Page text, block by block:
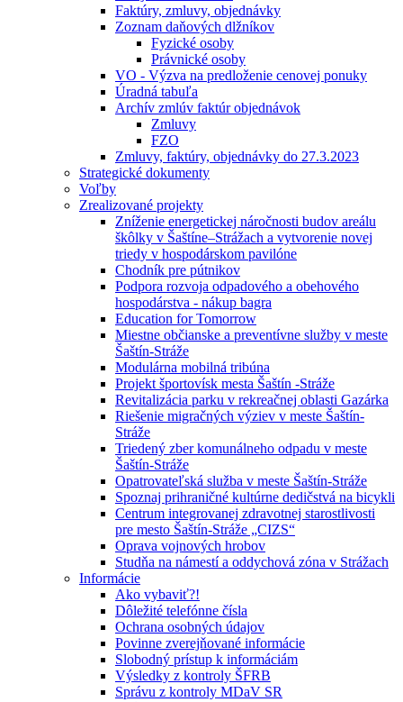
Faktúry, zmluvy, objednávky
Zoznam daňových dlžníkov
Fyzické osoby
Právnické osoby
VO - Výzva na predloženie cenovej ponuky
Úradná tabuľa
Archív zmlúv faktúr objednávok
Zmluvy
FZO
Zmluvy, faktúry, objednávky do 27.3.2023
Strategické dokumenty
Voľby
Zrealizované projekty
Zníženie energetickej náročnosti budov areálu
škôlky v Šaštíne–Strážach a vytvorenie novej
triedy v hospodárskom pavilóne
Chodník pre pútnikov
Podpora rozvoja odpadového a obehového
hospodárstva - nákup bagra
Education for Tomorrow
Miestne občianske a preventívne služby v meste
Šaštín-Stráže
Modulárna mobilná tribúna
Projekt športovísk mesta Šaštín -Stráže
Revitalizácia parku v rekreačnej oblasti Gazárka
Riešenie migračných výziev v meste Šaštín-
Stráže
Triedený zber komunálneho odpadu v meste
Šaštín-Stráže
Opatrovateľská služba v meste Šaštín-Stráže
Spoznaj prihraničné kultúrne dedičstvá na bicykli
Centrum integrovanej zdravotnej starostlivosti
pre mesto Šaštín-Stráže „CIZS“
Oprava vojnových hrobov
Studňa na námestí a oddychová zóna v Strážach
Informácie
Ako vybaviť?!
Dôležité telefónne čísla
Ochrana osobných údajov
Povinne zverejňované informácie
Slobodný prístup k informáciám
Výsledky z kontroly ŠFRB
Správu z kontroly MDaV SR